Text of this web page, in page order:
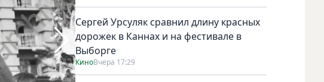
Сергей Урсуляк сравнил длину красных
дорожек в Каннах и на фестивале в
Выборге
КиноВчера 17:29